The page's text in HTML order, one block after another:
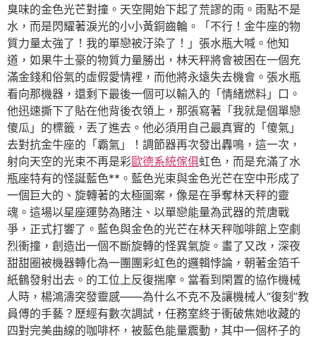
臭味的金色光芒對撞。天空開始下起了荒謬的雨。雨點不是
水，而是閃耀著淚光的小小黃銅齒輪。「不行！金牛座的物
質力量太強了！我的單戀被汙染了！」張水瓶大喊。他知
道，如果牛土豪的物質力量勝出，林天秤將會被困在一個充
滿金錢和俗氣的虛假愛情裡，而他將永遠失去機會。張水瓶
看向那機器，還剩下最後一個可以輸入的「情緒燃料」口。
他迅速撕下了貼在他背後衣領上，那張寫著「我就是個單戀
傻瓜」的標籤，丟了進去。他必須用自己最真實的「傻氣」
去對抗金牛座的「霸氣」！調節器再次發出轟鳴，這一次，
射向天空的光束不再是彩歐德系統傢俱虹色，而是充滿了水
瓶座特有的怪誕藍色**。藍色光束與金色光芒在空中形成了
一個巨大的、旋轉著的太極圖案，像是在爭奪林天秤的靈
魂。這場以星座運勢為賭注、以單戀能量為武器的荒唐戰
爭，正式打響了。藍色與金色的光芒在林天秤咖啡館上空劇
烈衝撞，創造出一個不斷旋轉的怪異氣旋。畫了又改，深夜
甜甜圈被機器轉化為一團團彩虹色的邏輯悖論，朝著金箔千
紙鶴發射出去。的工位上反復揣摩。當看到閑置的協作機械
人時，楊鴻濤突發靈感——為什么不克不及讓機械人“復刻”教
員傅的手藝？歷經有數次調試，任務室終于衝破焦她收藏的
四對完美曲線的咖啡杯，被藍色能量震動，其中一個杯子的